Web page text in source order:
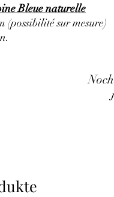
Bleue naturelle
(possibilité sur mesure)